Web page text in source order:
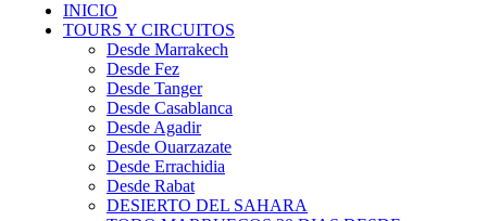
INICIO
TOURS Y CIRCUITOS
Desde Marrakech
Desde Fez
Desde Tanger
Desde Casablanca
Desde Agadir
Desde Ouarzazate
Desde Errachidia
Desde Rabat
DESIERTO DEL SAHARA